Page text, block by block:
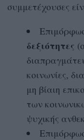
συμμετέχουσες
δεξιότητες
κοινωνίες,
μη βίαιη
των
ψυχικής